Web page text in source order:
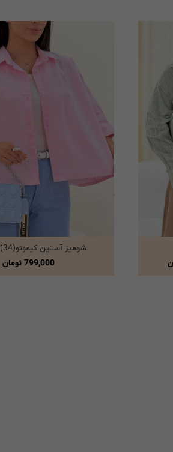
انتخاب گزینه ها
شومیز آستین کیمونو(34)کد:7501
799,000 تومان